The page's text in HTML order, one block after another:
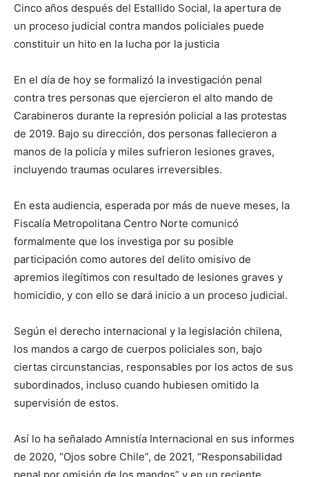
Cinco años después del Estallido Social, la apertura de
un proceso judicial contra mandos policiales puede
constituir un hito en la lucha por la justicia
En el día de hoy se formalizó la investigación penal
contra tres personas que ejercieron el alto mando de
Carabineros durante la represión policial a las protestas
de 2019. Bajo su dirección, dos personas fallecieron a
manos de la policía y miles sufrieron lesiones graves,
incluyendo traumas oculares irreversibles.
En esta audiencia, esperada por más de nueve meses, la
Fiscalía Metropolitana Centro Norte comunicó
formalmente que los investiga por su posible
participación como autores del delito omisivo de
apremios ilegítimos con resultado de lesiones graves y
homicidio, y con ello se dará inicio a un proceso judicial.
Según el derecho internacional y la legislación chilena,
los mandos a cargo de cuerpos policiales son, bajo
ciertas circunstancias, responsables por los actos de sus
subordinados, incluso cuando hubiesen omitido la
supervisión de estos.
Así lo ha señalado Amnistía Internacional en sus informes
de 2020, “Ojos sobre Chile”, de 2021, “Responsabilidad